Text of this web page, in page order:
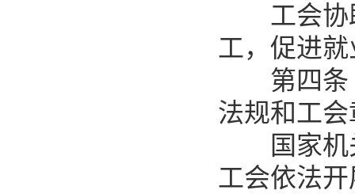
工会协助
工，促进
第四条
法规和工
国家机关
工会依法